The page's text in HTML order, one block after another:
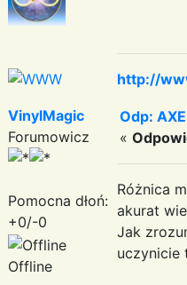
http://
VinylMagic
Forumowicz
Pomocna dłoń:
+0/-0
Offline
Odp:
«
Różnica
akurat
Jak
uczynicie